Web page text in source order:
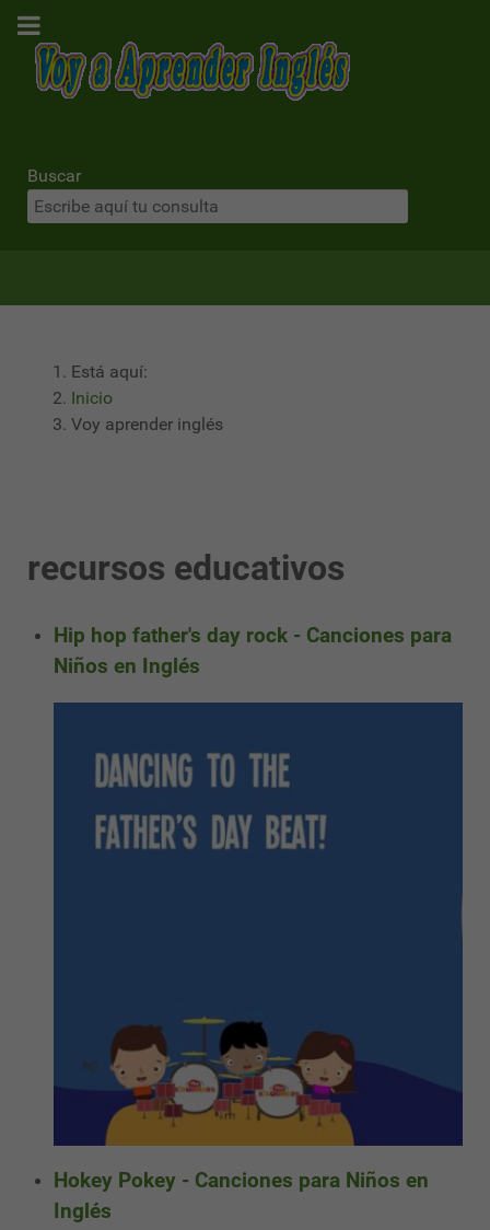
Buscar
Está aquí:
Inicio
Voy aprender inglés
recursos educativos
Hip hop father's day rock - Canciones para
Niños en Inglés
Hokey Pokey - Canciones para Niños en
Inglés